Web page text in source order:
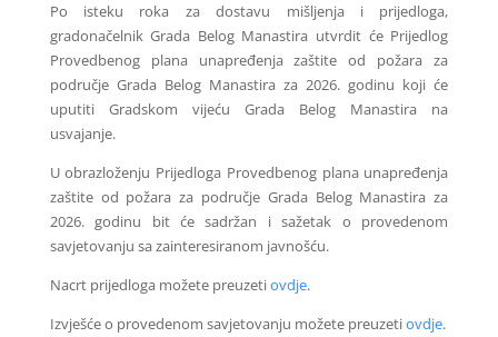
Po isteku roka za dostavu mišljenja i prijedloga,
gradonačelnik Grada Belog Manastira utvrdit će Prijedlog
Provedbenog plana unapređenja zaštite od požara za
područje Grada Belog Manastira za 2026. godinu koji će
uputiti Gradskom vijeću Grada Belog Manastira na
usvajanje.
U obrazloženju Prijedloga Provedbenog plana unapređenja
zaštite od požara za područje Grada Belog Manastira za
2026. godinu bit će sadržan i sažetak o provedenom
savjetovanju sa zainteresiranom javnošću.
Nacrt prijedloga možete preuzetiovdje.
Izvješće o provedenom savjetovanju možete preuzetiovdje.